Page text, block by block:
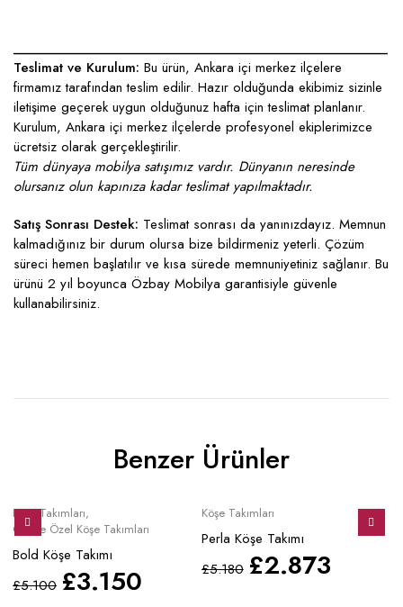
____________________________________________________
Teslimat ve Kurulum: Bu ürün, Ankara içi merkez ilçelere
firmamız tarafından teslim edilir. Hazır olduğunda ekibimiz sizinle
iletişime geçerek uygun olduğunuz hafta için teslimat planlanır.
Kurulum, Ankara içi merkez ilçelerde profesyonel ekiplerimizce
ücretsiz olarak gerçekleştirilir.
Tüm dünyaya mobilya satışımız vardır. Dünyanın neresinde
olursanız olun kapınıza kadar teslimat yapılmaktadır.
Satış Sonrası Destek: Teslimat sonrası da yanınızdayız. Memnun
kalmadığınız bir durum olursa bize bildirmeniz yeterli. Çözüm
süreci hemen başlatılır ve kısa sürede memnuniyetiniz sağlanır. Bu
ürünü 2 yıl boyunca Özbay Mobilya garantisiyle güvenle
kullanabilirsiniz.
Benzer Ürünler
Köşe Takımları,
Online Özel Köşe Takımları
Bold Köşe Takımı
£5.100 £3.150
Köşe Takımları
Perla Köşe Takımı
£5.180 £2.873